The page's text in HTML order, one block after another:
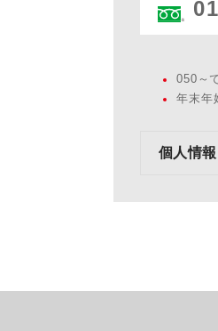
050～
年末年
個人情